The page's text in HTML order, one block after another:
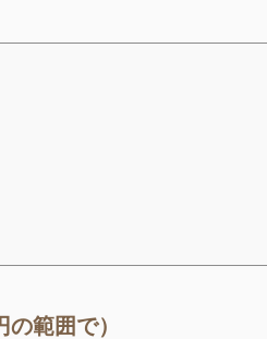
範囲で）